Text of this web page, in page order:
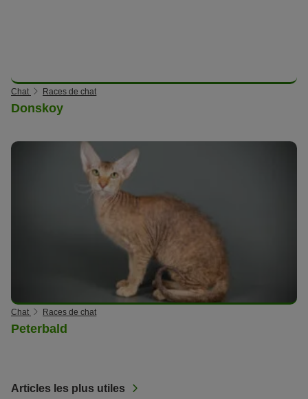
Chat Races de chat
Donskoy
Chat Races de chat
Peterbald
Articles les plus utiles